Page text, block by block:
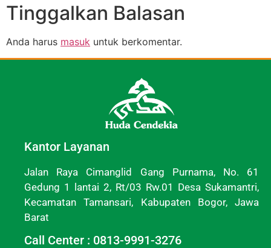
Tinggalkan Balasan
Anda harus masuk untuk berkomentar.
Kantor Layanan
Jalan Raya Cimanglid Gang Purnama, No. 61
Gedung 1 lantai 2, Rt/03 Rw.01 Desa Sukamantri,
Kecamatan Tamansari, Kabupaten Bogor, Jawa
Barat
Call Center : 0813-9991-3276